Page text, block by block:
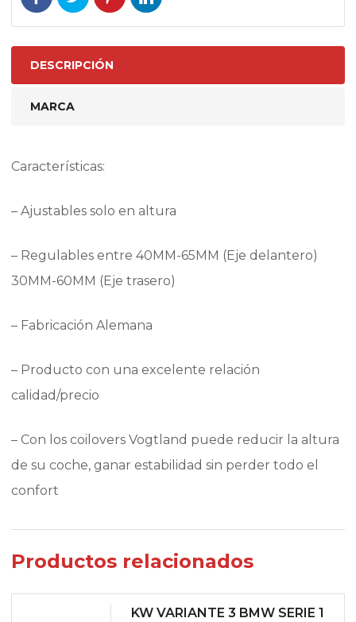
cantidad
DESCRIPCIÓN
MARCA
Características:
– Ajustables solo en altura
– Regulables entre 40MM-65MM (Eje delantero)
30MM-60MM (Eje trasero)
– Fabricación Alemana
– Producto con una excelente relación
calidad/precio
– Con los coilovers Vogtland puede reducir la altura
de su coche, ganar estabilidad sin perder todo el
confort
Productos relacionados
KW VARIANTE 3 BMW SERIE 1